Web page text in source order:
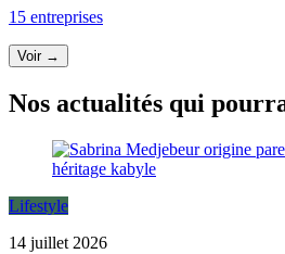
15 entreprises
Voir →
Nos actualités qui
Lifestyle
14 juillet 2026